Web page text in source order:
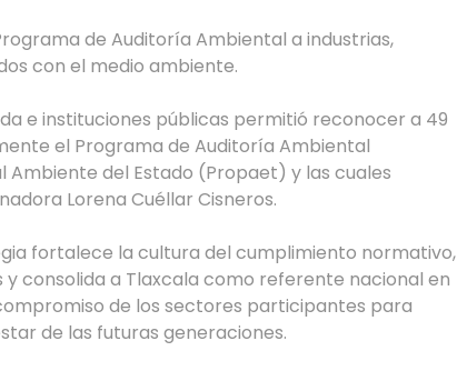
de Auditoría Ambiental a industrias,
con el medio ambiente.
e instituciones públicas permitió reconocer a 49
el Programa de Auditoría Ambiental
del Estado (Propaet) y las cuales
Lorena Cuéllar Cisneros.
fortalece la cultura del cumplimiento normativo,
consolida a Tlaxcala como referente nacional en
de los sectores participantes para
de las futuras generaciones.